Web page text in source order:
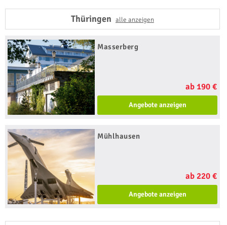
Thüringen alle anzeigen
Masserberg
ab 190 €
Angebote anzeigen
Mühlhausen
ab 220 €
Angebote anzeigen